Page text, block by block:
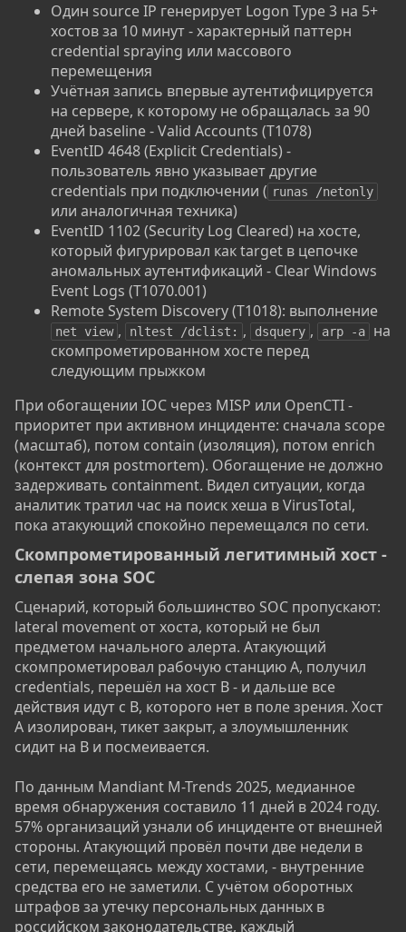
Один source IP генерирует Logon Type 3 на 5+
хостов за 10 минут - характерный паттерн
credential spraying или массового
перемещения
Учётная запись впервые аутентифицируется
на сервере, к которому не обращалась за 90
дней baseline - Valid Accounts (T1078)
EventID 4648 (Explicit Credentials) -
пользователь явно указывает другие
credentials при подключении ( runas /netonly
или аналогичная техника)
EventID 1102 (Security Log Cleared) на хосте,
который фигурировал как target в цепочке
аномальных аутентификаций - Clear Windows
Event Logs (T1070.001)
Remote System Discovery (T1018): выполнение
net view , nltest /dclist: , dsquery , arp -a
на
скомпрометированном хосте перед
следующим прыжком
При обогащении IOC через MISP или OpenCTI -
приоритет при активном инциденте: сначала scope
(масштаб), потом contain (изоляция), потом enrich
(контекст для postmortem). Обогащение не должно
задерживать containment. Видел ситуации, когда
аналитик тратил час на поиск хеша в VirusTotal,
пока атакующий спокойно перемещался по сети.
Скомпрометированный легитимный хост -
слепая зона SOC​
Сценарий, который большинство SOC пропускают:
lateral movement от хоста, который не был
предметом начального алерта. Атакующий
скомпрометировал рабочую станцию A, получил
credentials, перешёл на хост B - и дальше все
действия идут с B, которого нет в поле зрения. Хост
A изолирован, тикет закрыт, а злоумышленник
сидит на B и посмеивается.
По данным Mandiant M-Trends 2025, медианное
время обнаружения составило 11 дней в 2024 году.
57% организаций узнали об инциденте от внешней
стороны. Атакующий провёл почти две недели в
сети, перемещаясь между хостами, - внутренние
средства его не заметили. С учётом оборотных
штрафов за утечку персональных данных в
российском законодательстве, каждый